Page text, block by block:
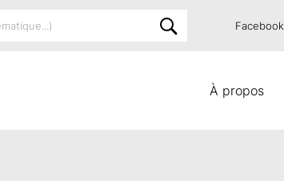
À propos
Facebook